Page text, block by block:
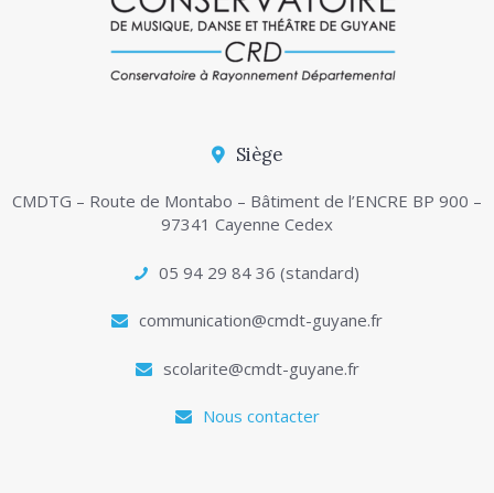
Siège
CMDTG – Route de Montabo – Bâtiment de l’ENCRE BP 900 –
97341 Cayenne Cedex
05 94 29 84 36 (standard)
communication@cmdt-guyane.fr
scolarite@cmdt-guyane.fr
Nous contacter